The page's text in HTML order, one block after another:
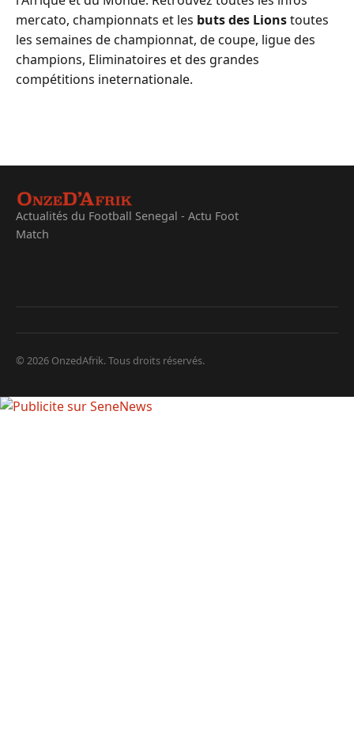
mercato, championnats et les buts des Lionstoutes
les semaines de championnat, de coupe, ligue des
champions, Eliminatoires et des grandes
compétitions ineternationale.
Actualités du Football Senegal - Actu Foot
Match
© 2026 OnzedAfrik. Tous droits réservés.